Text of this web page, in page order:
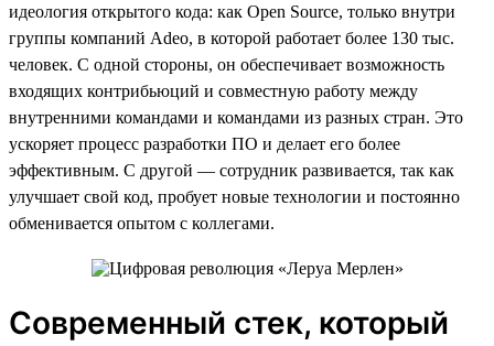
идеология открытого кода: как Open Source, только внутри
группы компаний Adeo, в которой работает более 130 тыс.
человек. С одной стороны, он обеспечивает возможность
входящих контрибьюций и совместную работу между
внутренними командами и командами из разных стран. Это
ускоряет процесс разработки ПО и делает его более
эффективным. С другой — сотрудник развивается, так как
улучшает свой код, пробует новые технологии и постоянно
обменивается опытом с коллегами.
Современный стек, который